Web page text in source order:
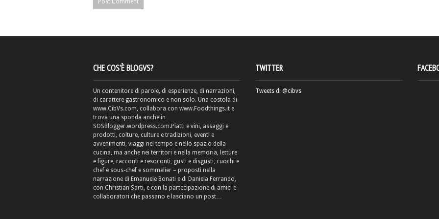
CHE COS’È BLOGVS?
Un contenitore di parole, di esperienze, di narrazioni,
di carattere gastronomico e non solo. Una costola di
www.CibVs.com, collabora con www.Foodthings.it e
trova una sponda anche in
SOSBlogger.wordpress.com.Piatti e vini, assaggi e
prodotti, colture, culture e tradizioni, eventi e
avvenimenti, viaggi nel tempo e nello spazio della
cucina, ma anche nei territori e nella memoria, letture
e figure, racconti e resoconti, gusti e disgusti, cuochi e
chef e sous-chef e sommelier – proposti nella
narrazione di Emanuele Bonati e di Daniela Ferrando,
con Christian Sarti, e con la partecipazione di amici e
collaboratori che passano e lasciano un post…
TWITTER
Tweets di @cibvs